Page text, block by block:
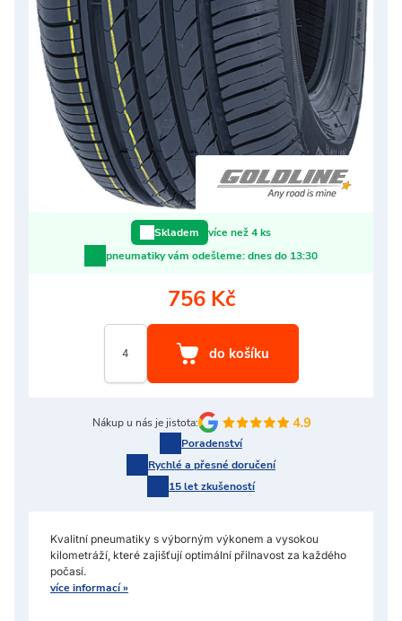
Skladem
více než 4 ks
pneumatiky vám odešleme:dnes do 13:30
756 Kč
Nákup u nás je jistota:
Poradenství
Rychlé a přesné doručení
15 let zkušeností
Kvalitní pneumatiky s výborným výkonem a vysokou
kilometráží, které zajišťují optimální přilnavost za každého
počasí.
více informací »